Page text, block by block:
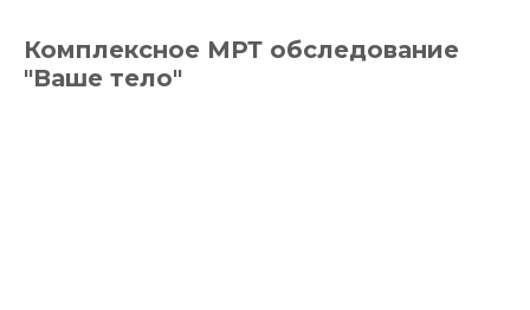
Комплексное МРТ обследование
"Ваше тело"